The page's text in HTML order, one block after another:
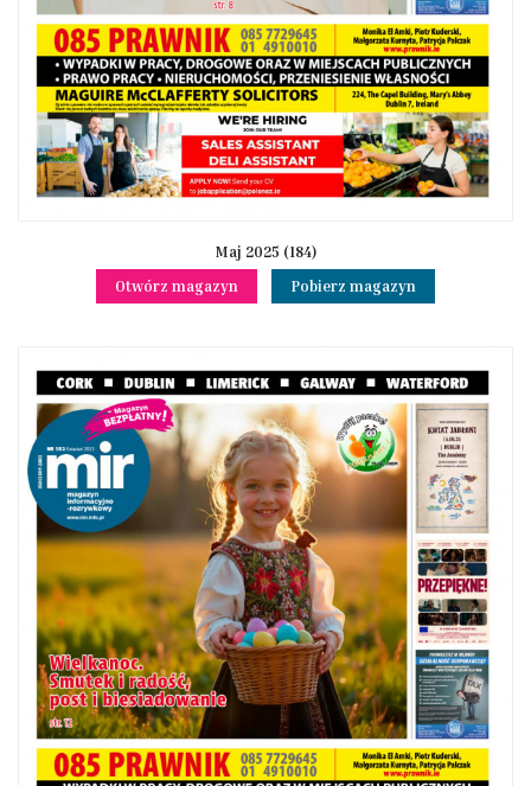
Maj 2025 (184)
Otwórz magazyn
Pobierz magazyn